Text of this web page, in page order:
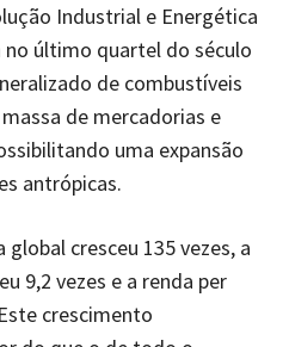
Industrial e Energética
no último quartel do século
de combustíveis
de mercadorias e
uma expansão
antrópicas.
global cresceu 135 vezes, a
9,2 vezes e a renda per
crescimento